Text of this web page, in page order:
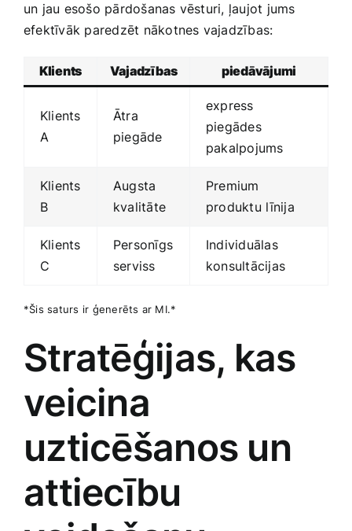
un jau esošo pārdošanas vēsturi, ļaujot‍ jums
‍efektīvāk paredzēt nākotnes vajadzības:
Klients Vajadzības piedāvājumi
Klients
A
Ātra
piegāde
express
piegādes
pakalpojums
Klients
B
Augsta
kvalitāte
Premium‍
produktu⁤ līnija
Klients
C
Personīgs
serviss
Individuālas
konsultācijas
*Šis saturs ir ģenerēts ar MI.*
Stratēģijas, ‌kas
veicina
uzticēšanos un
attiecību